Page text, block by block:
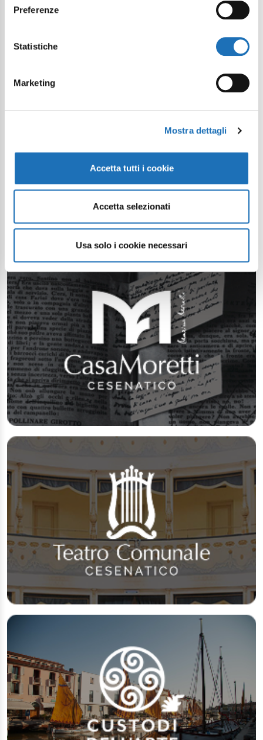
Preferenze
Statistiche
Marketing
Mostra dettagli
Accetta tutti i cookie
Accetta selezionati
Usa solo i cookie necessari